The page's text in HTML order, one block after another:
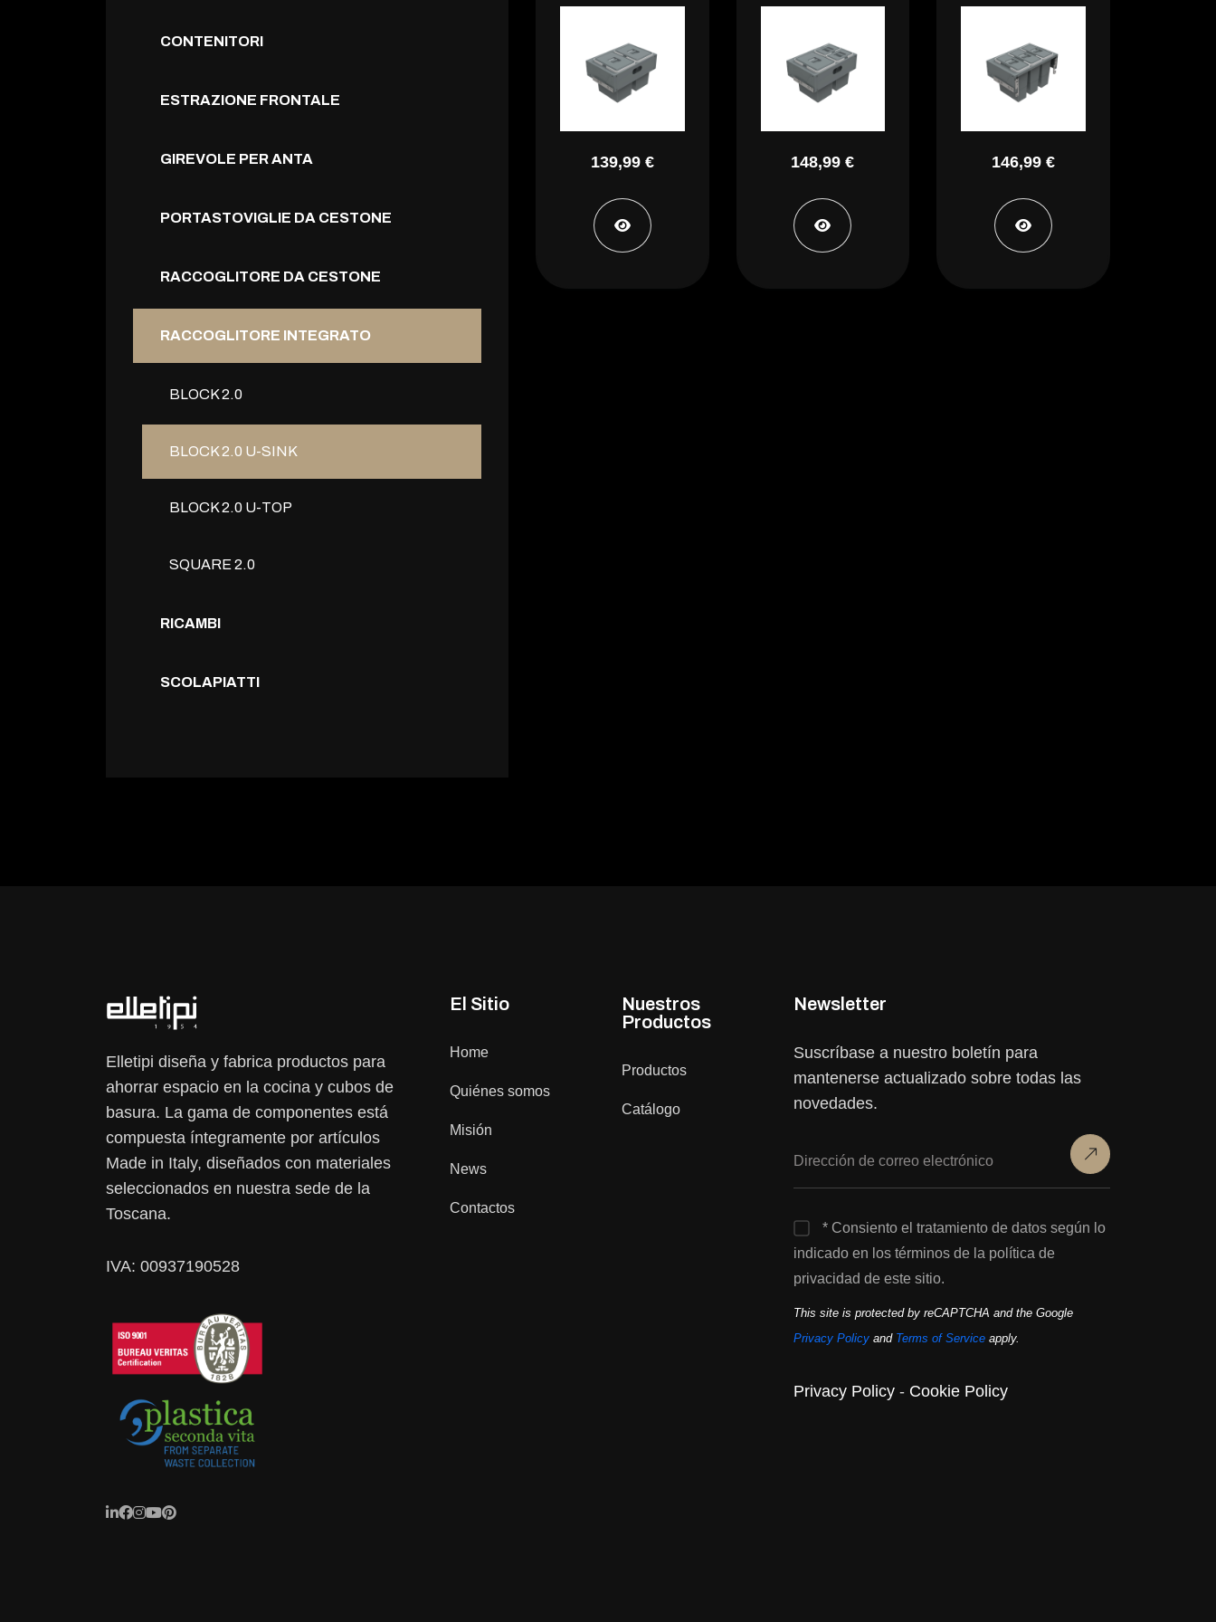
CONTENITORI
ESTRAZIONE FRONTALE
GIREVOLE PER ANTA
PORTASTOVIGLIE DA CESTONE
RACCOGLITORE DA CESTONE
RACCOGLITORE INTEGRATO
BLOCK 2.0
BLOCK 2.0 U-SINK
BLOCK 2.0 U-TOP
SQUARE 2.0
RICAMBI
SCOLAPIATTI
139,99 € 146,99 €
148,99 €
Elletipi diseña y fabrica productos para
ahorrar espacio en la cocina y cubos de
basura. La gama de componentes está
compuesta íntegramente por artículos
Made in Italy, diseñados con materiales
seleccionados en nuestra sede de la
Toscana.
IVA: 00937190528
El Sitio
Home
Quiénes somos
Misión
News
Contactos
Nuestros
Productos
Productos
Catálogo
Newsletter
Suscríbase a nuestro boletín para
mantenerse actualizado sobre todas las
novedades.
* Consiento el tratamiento de datos según lo
indicado en los términos de la política de
privacidad de este sitio.
This site is protected by reCAPTCHA and the Google
Privacy Policy and Terms of Service apply.
Privacy Policy - Cookie Policy